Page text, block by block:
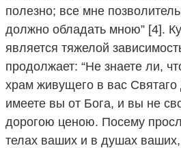
полезно; все мне
должно обладать мною” [4].
является тяжелой
продолжает: “Не знаете ли,
храм живущего в вас Святаго
имеете вы от Бога, и вы не
дорогою ценою. Посему
телах ваших и в душах ваших,